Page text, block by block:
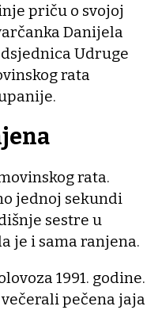
priču o svojoj
Danijela
Udruge
rata
rata.
jednoj sekundi
sestre u
je i sama ranjena.
1991. godine.
pečena jaja